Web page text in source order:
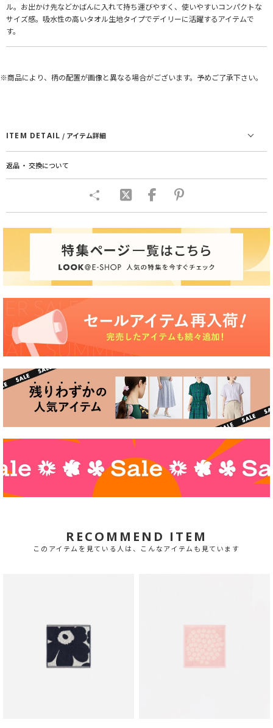
ル。お出かけ先などかばんに入れて持ち運びやすく、使いやすいコンパクトな
サイズ感。吸水性の高いタオル生地タイプでデイリーに活躍するアイテムで
す。
※商品により、柄の配置が画像と異なる場合がございます。予めご了承下さい。
ITEM DETAIL / アイテム詳細
返品 ・ 交換について
RECOMMEND ITEM
このアイテムを見ている人は、こんなアイテムも見ています